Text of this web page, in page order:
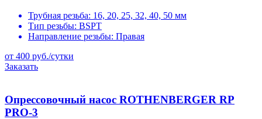
Трубная резьба: 16, 20, 25, 32, 40, 50 мм
Тип резьбы: BSPT
Направление резьбы: Правая
от 400 руб./сутки
Заказать
Опрессовочный насос ROTHENBERGER RP
PRO-3